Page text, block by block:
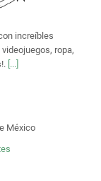
increíbles
ropa,
[...]
México